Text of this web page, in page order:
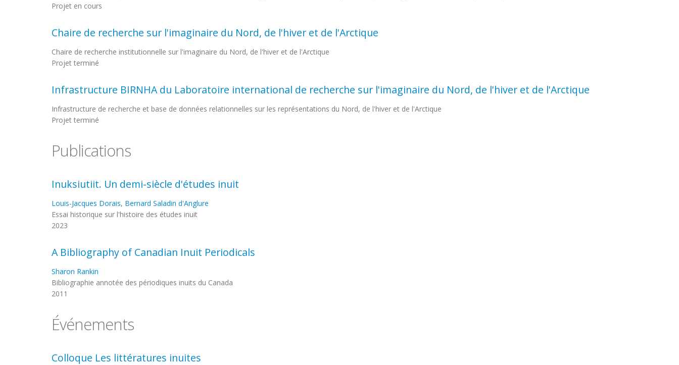
Projet en cours
Chaire de recherche sur l'imaginaire du Nord, de l'hiver et de l'Arctique
Chaire de recherche institutionnelle sur l'imaginaire du Nord, de l'hiver et de l'Arctique
Projet terminé
Infrastructure BIRNHA du Laboratoire international de recherche sur l'imaginaire du Nord, de l'hiver et de l'Arctique
Infrastructure de recherche et base de données relationnelles sur les représentations du Nord, de l'hiver et de l'Arctique
Projet terminé
Publications
Inuksiutiit. Un demi-siècle d'études inuit
Louis-Jacques Dorais, Bernard Saladin d'Anglure
Essai historique sur l'histoire des études inuit
2023
A Bibliography of Canadian Inuit Periodicals
Sharon Rankin
Bibliographie annotée des périodiques inuits du Canada
2011
Événements
Colloque Les littératures inuites